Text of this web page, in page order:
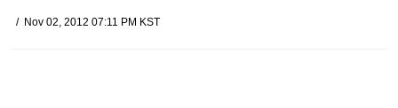
Nov 02, 2012 07:11 PM KST